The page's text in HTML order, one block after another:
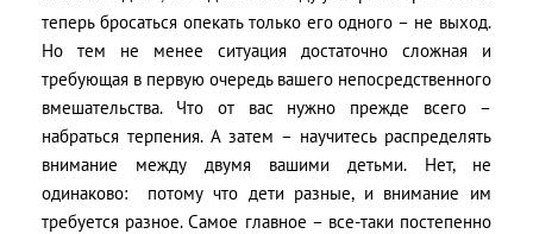
теперь бросаться опекать только его одного – не выход.
Но тем не менее ситуация достаточно сложная и
требующая в первую очередь вашего непосредственного
вмешательства. Что от вас нужно прежде всего –
набраться терпения. А затем – научитесь распределять
внимание между двумя вашими детьми. Нет, не
одинаково: потому что дети разные, и внимание им
требуется разное. Самое главное – все-таки постепенно